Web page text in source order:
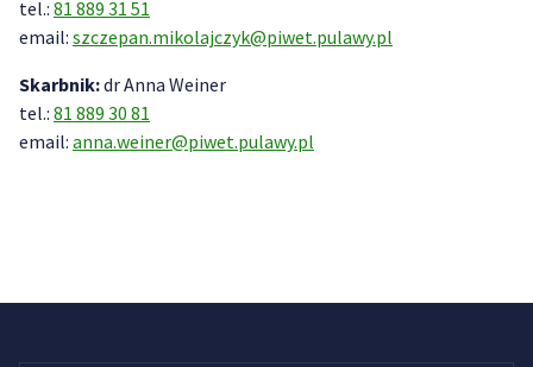
tel.: 81 889 31 51
email: szczepan.mikolajczyk@piwet.pulawy.pl
Skarbnik:dr Anna Weiner
tel.: 81 889 30 81
email: anna.weiner@piwet.pulawy.pl